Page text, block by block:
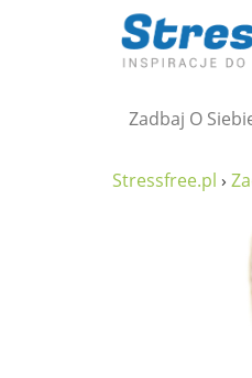
zadbaj o siebie
Zadbaj O
Stressfree.pl ›